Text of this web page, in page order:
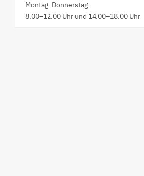
Montag–Donnerstag
8.00–12.00 Uhr und 14.00–18.00 Uhr